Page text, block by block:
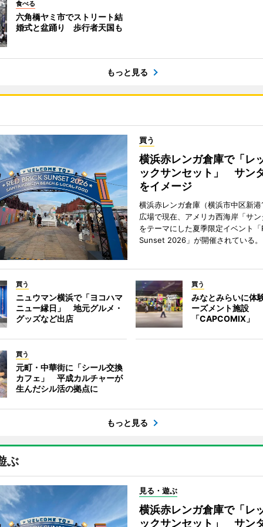
食べる
六角橋ヤミ市でストリート結
婚式と盆踊り 歩行者天国も
もっと見る
買う
横浜赤レンガ倉庫で「レ
ックサンセット」 サン
をイメージ
横浜赤レンガ倉庫（横浜市中区新港
広場で現在、アメリカ西海岸「サ
をテーマにした夏季限定イベント
Sunset 2026」が開催されている。
買う
ニュウマン横浜で「ヨコハマ
ニュー縁日」 地元グルメ・
グッズなど出店
買う
みなとみらいに体
ーズメント施設
「CAPCOMIX」
買う
元町・中華街に「シール交換
カフェ」 平成カルチャーが
生んだシル活の拠点に
もっと見る
ぶ
見る・遊ぶ
横浜赤レンガ倉庫で「レ
ックサンセット」 サン